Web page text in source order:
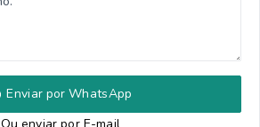
Enviar por WhatsApp